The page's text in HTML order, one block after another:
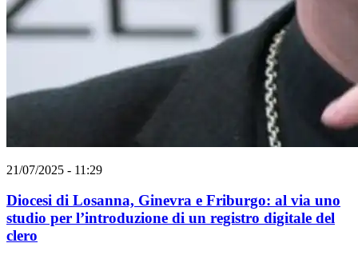
21/07/2025 - 11:29
Diocesi di Losanna, Ginevra e Friburgo: al via uno
studio per l’introduzione di un registro digitale del
clero